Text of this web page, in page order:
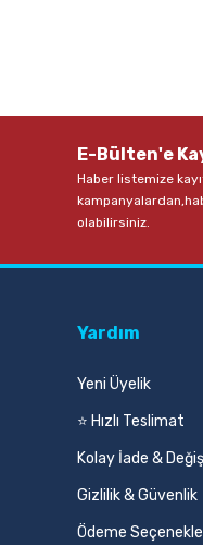
E-Bülten'e
Haber listemize
olabilirsiniz.
Yardım
Yeni Üyelik
⭐ Hızlı Teslimat
Kolay İade &
Gizlilik & Güvenlik
Ödeme